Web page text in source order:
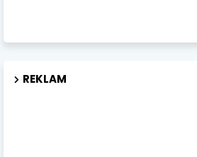
REKLAM